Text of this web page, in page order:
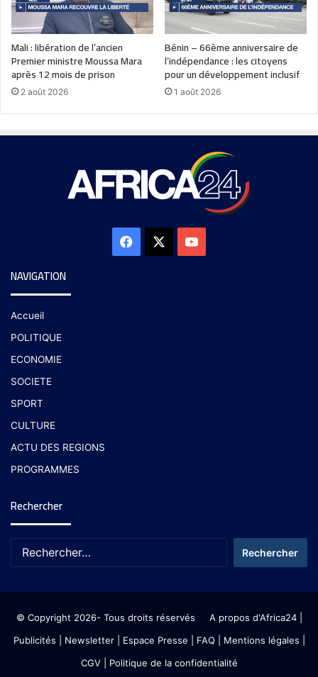
Mali : libération de l’ancien
Premier ministre Moussa Mara
après 12 mois de prison
2 août 2026
Bénin – 66ème anniversaire de
l’indépendance : les citoyens
pour un développement inclusif
1 août 2026
NAVIGATION
Accueil
POLITIQUE
ECONOMIE
SOCIETE
SPORT
CULTURE
ACTU DES REGIONS
PROGRAMMES
Rechercher
© Copyright 2026- Tous droits réservés A propos d'Africa24|
Publicités
Newsletter| Espace Presse | FAQ | Mentions légales
CGV| Politique de la confidentialité